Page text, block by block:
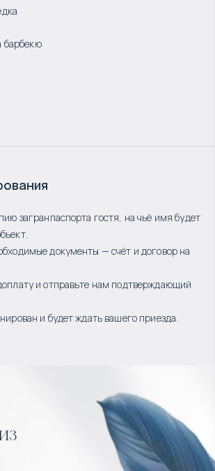
барбекю
загранпаспорта гостя, на чьё имя будет
документы — счёт и договор на
и отправьте нам подтверждающий
и будет ждать вашего приезда.